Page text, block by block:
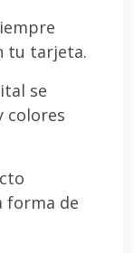
tu tarjeta.
se
colores
forma de